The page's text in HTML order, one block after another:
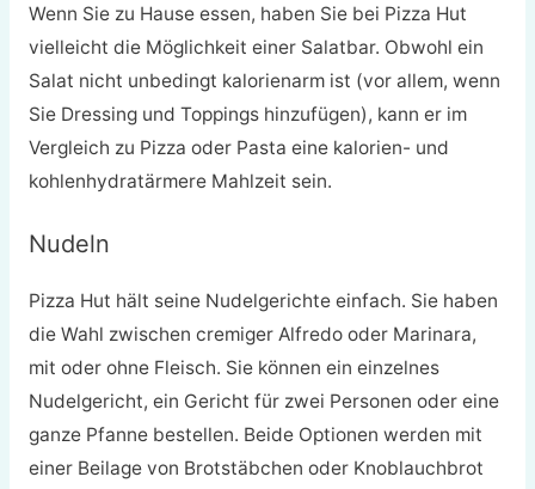
Wenn Sie zu Hause essen, haben Sie bei Pizza Hut
vielleicht die Möglichkeit einer Salatbar. Obwohl ein
Salat nicht unbedingt kalorienarm ist (vor allem, wenn
Sie Dressing und Toppings hinzufügen), kann er im
Vergleich zu Pizza oder Pasta eine kalorien- und
kohlenhydratärmere Mahlzeit sein.
Nudeln
Pizza Hut hält seine Nudelgerichte einfach. Sie haben
die Wahl zwischen cremiger Alfredo oder Marinara,
mit oder ohne Fleisch. Sie können ein einzelnes
Nudelgericht, ein Gericht für zwei Personen oder eine
ganze Pfanne bestellen. Beide Optionen werden mit
einer Beilage von Brotstäbchen oder Knoblauchbrot